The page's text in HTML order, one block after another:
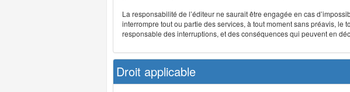
La responsabilité de l’éditeur ne saurait être engagée en cas
interrompre tout ou partie des services, à tout moment sans préavis, le
responsable des interruptions, et des conséquences qui peuvent en
Droit applicable